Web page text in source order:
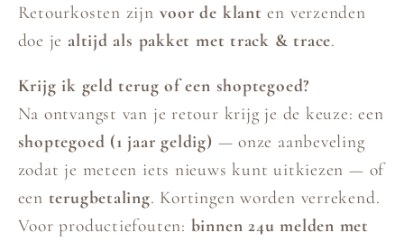
Retourkosten zijn voor de klant en verzenden
doe je altijd als pakket met track & trace.
Krijg ik geld terug of een shoptegoed?
Na ontvangst van je retour krijg je de keuze: een
shoptegoed (1 jaar geldig) — onze aanbeveling
zodat je meteen iets nieuws kunt uitkiezen — of
een terugbetaling. Kortingen worden verrekend.
Voor productiefouten: binnen 24u melden met